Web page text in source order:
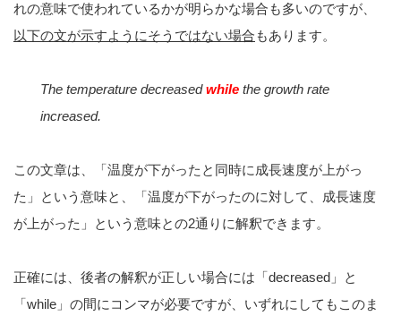
れの意味で使われているかが明らかな場合も多いのですが、
以下の文が示すようにそうではない場合 もあります。
The temperature decreasedwhile the growth rate
increased.
この文章は、「温度が下がったと同時に成長速度が上がっ
た」という意味と、「温度が下がったのに対して、成長速度
が上がった」という意味との2通りに解釈できます。
正確には、後者の解釈が正しい場合には「decreased」と
「while」の間にコンマが必要ですが、いずれにしてもこのま